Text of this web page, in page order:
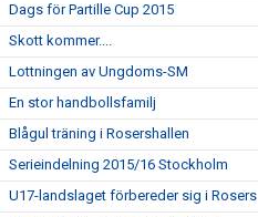
Dags för Partille Cup 2015
Skott kommer....
Lottningen av Ungdoms-SM
En stor handbollsfamilj
Blågul träning i Rosershallen
Serieindelning 2015/16 Stockholm
U17-landslaget förbereder sig i Rosers